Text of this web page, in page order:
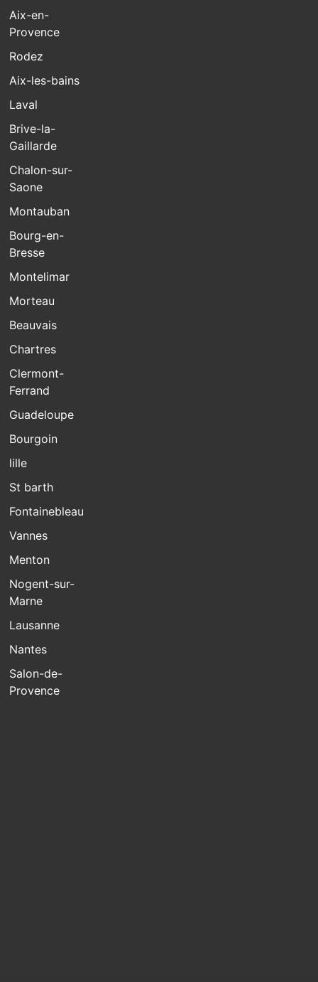
Aix-en-
Provence
Rodez
Aix-les-bains
Laval
Brive-la-
Gaillarde
Chalon-sur-
Saone
Montauban
Bourg-en-
Bresse
Montelimar
Morteau
Beauvais
Chartres
Clermont-
Ferrand
Guadeloupe
Bourgoin
lille
St barth
Fontainebleau
Vannes
Menton
Nogent-sur-
Marne
Lausanne
Nantes
Salon-de-
Provence